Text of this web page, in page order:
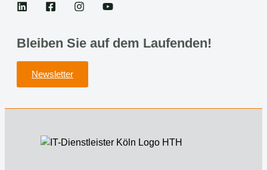
Bleiben Sie auf dem Laufenden!
Newsletter